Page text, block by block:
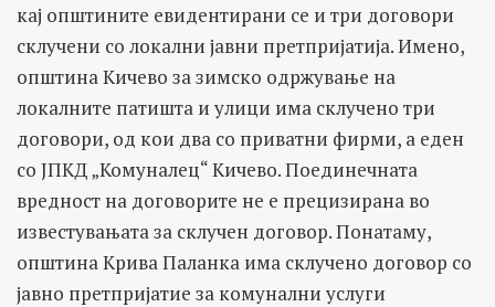
кај општините евидентирани се и три договори
склучени со локални јавни претпријатија. Имено,
општина Кичево за зимско одржување на
локалните патишта и улици има склучено три
договори, од кои два со приватни фирми, а еден
со ЈПКД „Комуналец“ Кичево. Поединечната
вредност на договорите не е прецизирана во
известувањата за склучен договор. Понатаму,
општина Крива Паланка има склучено договор со
јавно претпријатие за комунални услуги